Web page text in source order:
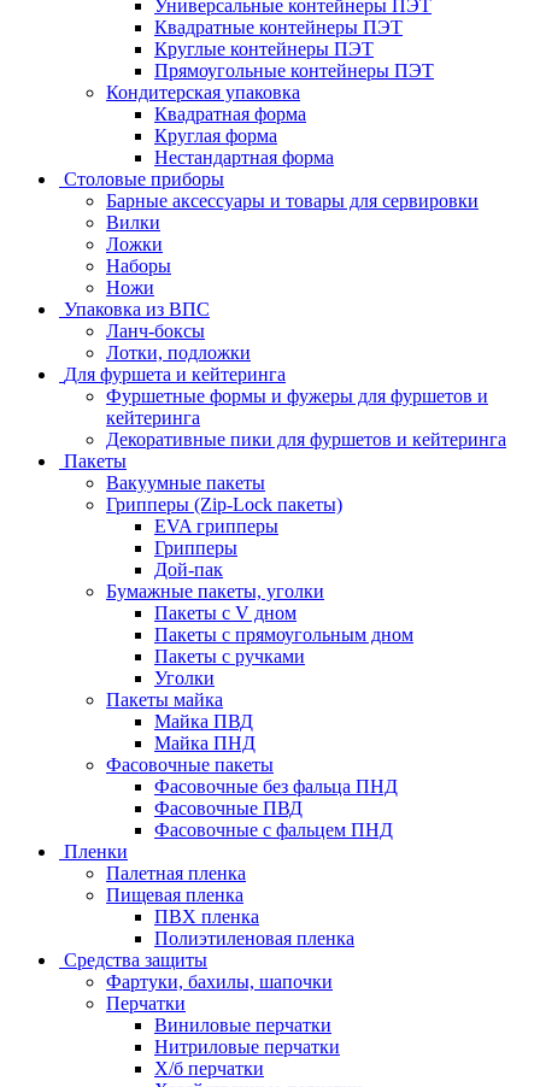
Универсальные контейнеры ПЭТ
Квадратные контейнеры ПЭТ
Круглые контейнеры ПЭТ
Прямоугольные контейнеры ПЭТ
Кондитерская упаковка
Квадратная форма
Круглая форма
Нестандартная форма
Столовые приборы
Барные аксессуары и товары для сервировки
Вилки
Ложки
Наборы
Ножи
Упаковка из ВПС
Ланч-боксы
Лотки, подложки
Для фуршета и кейтеринга
Фуршетные формы и фужеры для фуршетов и
кейтеринга
Декоративные пики для фуршетов и кейтеринга
Пакеты
Вакуумные пакеты
Грипперы (Zip-Lock пакеты)
EVA грипперы
Грипперы
Дой-пак
Бумажные пакеты, уголки
Пакеты с V дном
Пакеты с прямоугольным дном
Пакеты с ручками
Уголки
Пакеты майка
Майка ПВД
Майка ПНД
Фасовочные пакеты
Фасовочные без фальца ПНД
Фасовочные ПВД
Фасовочные с фальцем ПНД
Пленки
Палетная пленка
Пищевая пленка
ПВХ пленка
Полиэтиленовая пленка
Средства защиты
Фартуки, бахилы, шапочки
Перчатки
Виниловые перчатки
Нитриловые перчатки
Х/б перчатки